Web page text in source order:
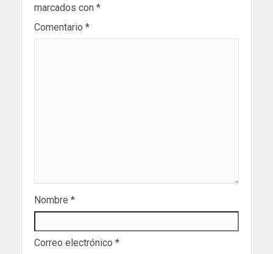
marcados con *
Comentario *
Nombre *
Correo electrónico *